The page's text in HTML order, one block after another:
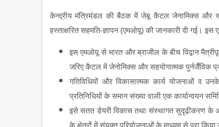
केन्‍द्रीय मंत्रिमंडल की बैठक में जेबू कैटल जेनामिक्‍स और
हस्‍ताक्षरित सहमति-ज्ञापन (एमओयू) की जानकारी दी गई।
इस एमओयू से भारत और ब्राजील के बीच विद्वान
जरिए कैटल में जेनोमिक्‍स और सहयोगात्‍मक पुर्नर्जैविक
गतिविधियों और विकासात्‍मक कार्य योजनाओं व
प्रतिनिधियों के समान संख्‍या वाली एक कार्यान्‍वयन
इसे सतत डेयरी विकास तथा संस्‍थागत सुदृढ़ीकरण के